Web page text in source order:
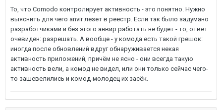
То, что Comodo контролирует активность - это понятно. Нужно
выяснить для чего anvir лезет в реестр. Если так было задумано
разработчиками и без этого анвир работать не будет - то, ответ
очевиден: разрешать. А вообще - у комода есть такой грешок:
иногда после обновлений вдруг обнаруживается некая
активность приложений, причём не ясно - они всегда такую
активность вели, а комод не видел, или они только сейчас чего-
то зашевелились и комод-молодец их засёк.